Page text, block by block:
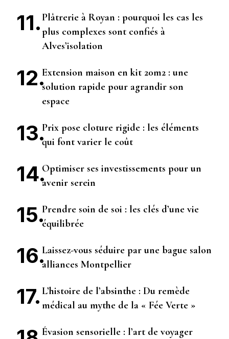
Plâtrerie à Royan : pourquoi les cas les
plus complexes sont confiés à
Alves’isolation
Extension maison en kit 20m2 : une
solution rapide pour agrandir son
espace
Prix pose cloture rigide : les éléments
qui font varier le coût
Optimiser ses investissements pour un
avenir serein
Prendre soin de soi : les clés d’une vie
équilibrée
Laissez-vous séduire par une bague salon
alliances Montpellier
L’histoire de l’absinthe : Du remède
médical au mythe de la « Fée Verte »
Évasion sensorielle : l’art de voyager